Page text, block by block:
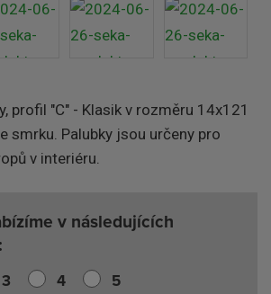
profil "C" - Klasik v rozměru 14x121
smrku. Palubky jsou určeny pro
v interiéru.
v následujících
3 4 5